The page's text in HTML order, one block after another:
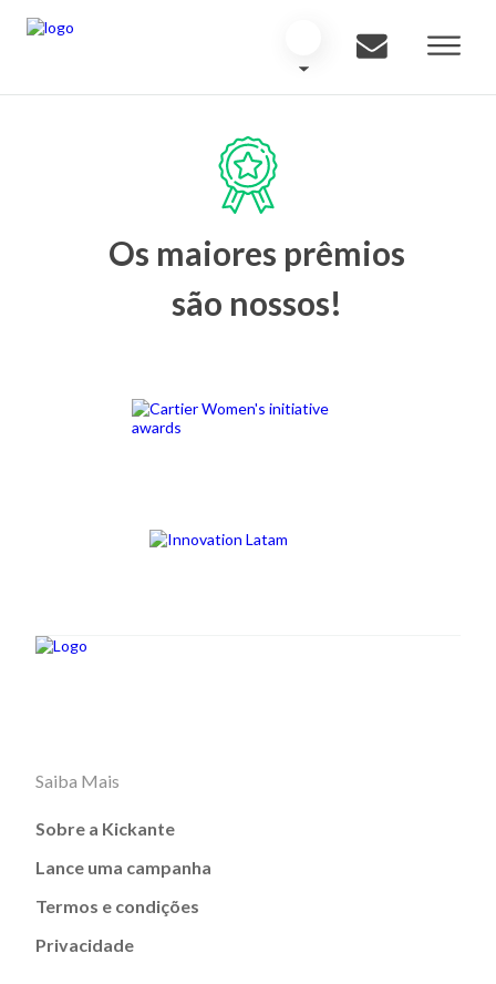
Os maiores prêmios
são nossos!
Saiba Mais
Sobre a Kickante
Lance uma campanha
Termos e condições
Privacidade